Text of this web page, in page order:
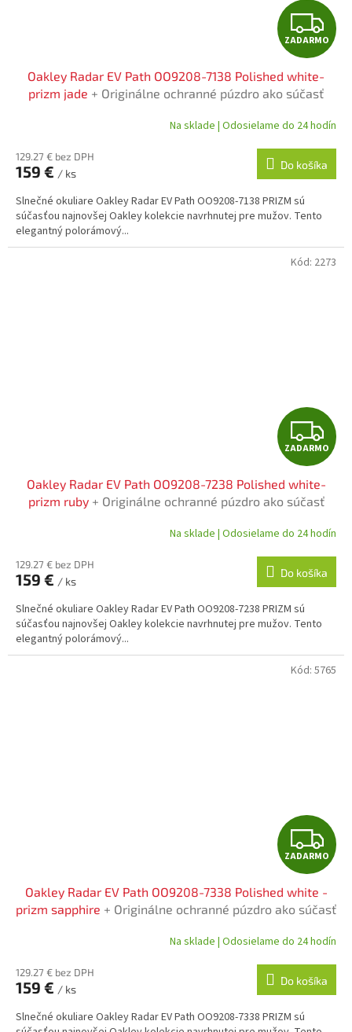
Z
A
D
A
R
M
ZADARMO
Oakley Radar EV Path OO9208-7138 Polished white-
prizm jade + Originálne ochranné púzdro ako súčasť
Na sklade | Odosielame do 24 hodín
129.27 € bez DPH
159 € / ks
Do košíka
Slnečné okuliare Oakley Radar EV Path OO9208-7138 PRIZM sú
súčasťou najnovšej Oakley kolekcie navrhnutej pre mužov. Tento
elegantný polorámový...
Z
A
D
A
R
M
ZADARMO
Oakley Radar EV Path OO9208-7238 Polished white-
prizm ruby + Originálne ochranné púzdro ako súčasť
Na sklade | Odosielame do 24 hodín
129.27 € bez DPH
159 € / ks
Do košíka
Slnečné okuliare Oakley Radar EV Path OO9208-7238 PRIZM sú
súčasťou najnovšej Oakley kolekcie navrhnutej pre mužov. Tento
elegantný polorámový...
Kód: 2273
Z
A
D
A
R
M
ZADARMO
Oakley Radar EV Path OO9208-7338 Polished white -
prizm sapphire + Originálne ochranné púzdro ako súčasť
Na sklade | Odosielame do 24 hodín
129.27 € bez DPH
159 € / ks
Do košíka
Slnečné okuliare Oakley Radar EV Path OO9208-7338 PRIZM sú
Kód: 5765